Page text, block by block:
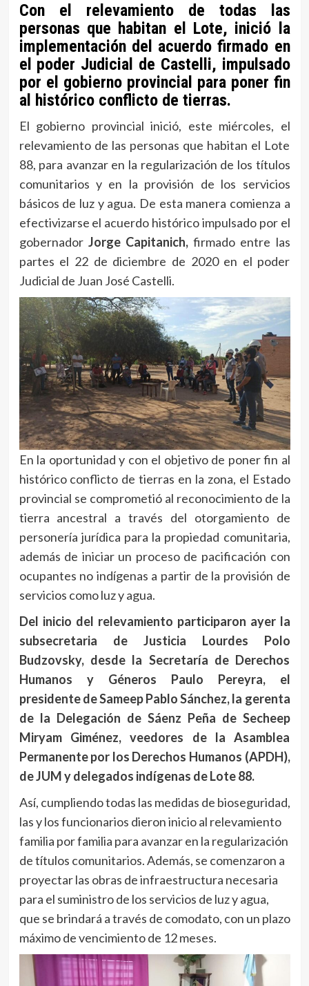
Con el relevamiento de todas las
personas que habitan el Lote, inició la
implementación del acuerdo firmado en
el poder Judicial de Castelli, impulsado
por el gobierno provincial para poner fin
al histórico conflicto de tierras.
El gobierno provincial inició, este miércoles, el
relevamiento de las personas que habitan el Lote
88, para avanzar en la regularización de los títulos
comunitarios y en la provisión de los servicios
básicos de luz y agua. De esta manera comienza a
efectivizarse el acuerdo histórico impulsado por el
gobernador Jorge Capitanich,firmado entre las
partes el 22 de diciembre de 2020 en el poder
Judicial de Juan José Castelli.
En la oportunidad y con el objetivo de poner fin al
histórico conflicto de tierras en la zona, el Estado
provincial se comprometió al reconocimiento de la
tierra ancestral a través del otorgamiento de
personería jurídica para la propiedad comunitaria,
además de iniciar un proceso de pacificación con
ocupantes no indígenas a partir de la provisión de
servicios como luz y agua.
Del inicio del relevamiento participaron ayer la
subsecretaria de Justicia Lourdes Polo
Budzovsky, desde la Secretaría de Derechos
Humanos y Géneros Paulo Pereyra, el
presidente de Sameep Pablo Sánchez, la gerenta
de la Delegación de Sáenz Peña de Secheep
Miryam Giménez, veedores de la Asamblea
Permanente por los Derechos Humanos (APDH),
de JUM y delegados indígenas de Lote 88.
Así, cumpliendo todas las medidas de bioseguridad,
las y los funcionarios dieron inicio al relevamiento
familia por familia para avanzar en la regularización
de títulos comunitarios. Además, se comenzaron a
proyectar las obras de infraestructura necesaria
para el suministro de los servicios de luz y agua,
que se brindará a través de comodato, con un plazo
máximo de vencimiento de 12 meses.